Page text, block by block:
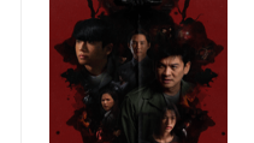
chiến II khi Nhật Bản
chiếm đóng Thái Lan,
được công chiếu chính
thức bắt đầu từ ngày
20/03/2026.